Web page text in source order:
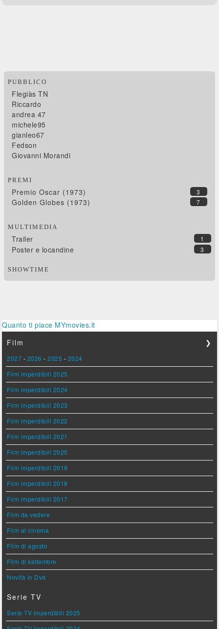
PUBBLICO
Flegiàs TN
Riccardo
andrea 47
michele95
gianleo67
Fedson
Giovanni Morandi
PREMI
3
Premio Oscar (1973)
7
Golden Globes (1973)
MULTIMEDIA
1
Trailer
3
Poster e locandine
SHOWTIME
Quanto ti piace MYmovies.it
Film
❯
2027 - 2026 -2025 - 2024
Film imperdibili 2025
Film imperdibili 2024
Film imperdibili 2023
Film imperdibili 2022
Film imperdibili 2021
Film imperdibili 2020
Film imperdibili 2019
Film imperdibili 2018
Film imperdibili 2017
Film da vedere
Film al cinema
Film di agosto
Film di settembre
Novità in Dvd
Serie TV
Serie TV imperdibili 2025